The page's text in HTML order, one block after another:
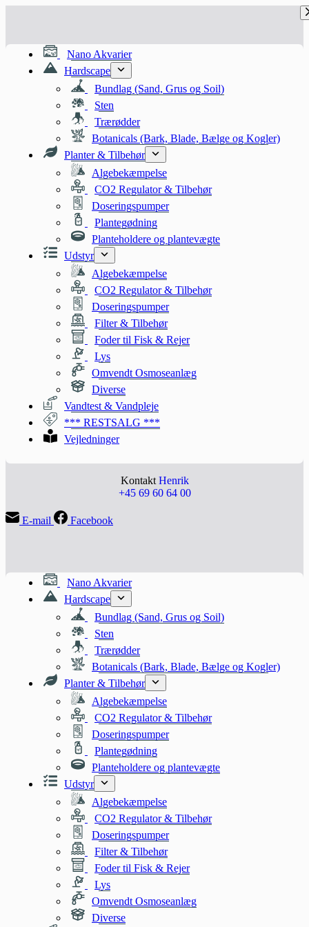
Nano Akvarier
Hardscape
Bundlag (Sand, Grus og Soil)
Sten
Trærødder
Botanicals (Bark, Blade, Bælge og Kogler)
Planter & Tilbehør
Algebekæmpelse
CO2 Regulator & Tilbehør
Doseringspumper
Plantegødning
Planteholdere og plantevægte
Udstyr
Algebekæmpelse
CO2 Regulator & Tilbehør
Doseringspumper
Filter & Tilbehør
Foder til Fisk & Rejer
Lys
Omvendt Osmoseanlæg
Diverse
Vandtest & Vandpleje
*** RESTSALG ***
Vejledninger
Kontakt Henrik
+45 69 60 64 00
E-mail Facebook
Nano Akvarier
Hardscape
Bundlag (Sand, Grus og Soil)
Sten
Trærødder
Botanicals (Bark, Blade, Bælge og Kogler)
Planter & Tilbehør
Algebekæmpelse
CO2 Regulator & Tilbehør
Doseringspumper
Plantegødning
Planteholdere og plantevægte
Udstyr
Algebekæmpelse
CO2 Regulator & Tilbehør
Doseringspumper
Filter & Tilbehør
Foder til Fisk & Rejer
Lys
Omvendt Osmoseanlæg
Diverse